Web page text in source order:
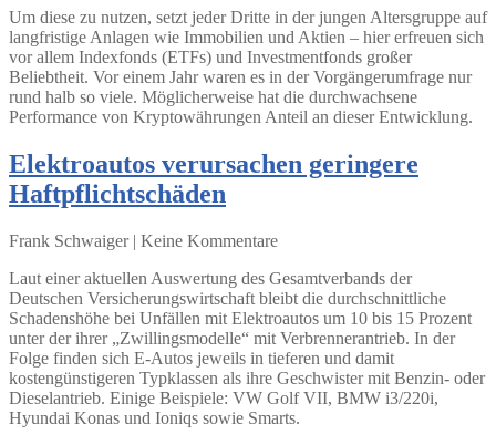
Um diese zu nutzen, setzt jeder Dritte in der jungen Altersgruppe auf
langfristige Anlagen wie Immobilien und Aktien – hier erfreuen sich
vor allem Indexfonds (ETFs) und Investmentfonds großer
Beliebtheit. Vor einem Jahr waren es in der Vorgängerumfrage nur
rund halb so viele. Möglicherweise hat die durchwachsene
Performance von Kryptowährungen Anteil an dieser Entwicklung.
Elektroautos verursachen geringere
Haftpflichtschäden
Frank Schwaiger | Keine Kommentare
Laut einer aktuellen Auswertung des Gesamtverbands der
Deutschen Versicherungswirtschaft bleibt die durchschnittliche
Schadenshöhe bei Unfällen mit Elektroautos um 10 bis 15 Prozent
unter der ihrer „Zwillingsmodelle“ mit Verbrennerantrieb. In der
Folge finden sich E-Autos jeweils in tieferen und damit
kostengünstigeren Typklassen als ihre Geschwister mit Benzin- oder
Dieselantrieb. Einige Beispiele: VW Golf VII, BMW i3/220i,
Hyundai Konas und Ioniqs sowie Smarts.